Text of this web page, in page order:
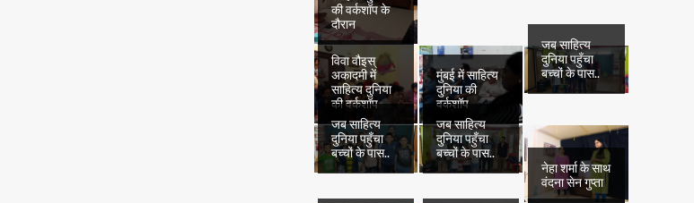
की वर्कशॉप के
दौरान
विवा वौइस्
अकादमी में
साहित्य दुनिया
की वर्कशॉप
मुंबई में साहित्य
दुनिया की
वर्कशॉप
जब साहित्य
दुनिया पहुँचा
बच्चों के पास..
जब साहित्य
दुनिया पहुँचा
बच्चों के पास..
जब साहित्य
दुनिया पहुँचा
बच्चों के पास..
नेहा शर्मा के साथ
वंदना सेन गुप्ता